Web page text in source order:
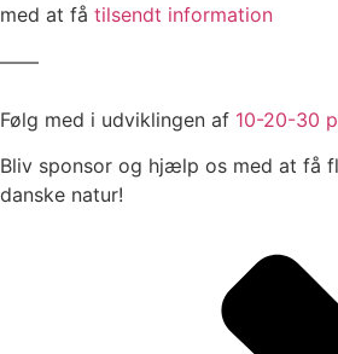
med at få tilsendt information
——
Følg med i udviklingen af 10-20-30
Bliv sponsor og hjælp os med at få
danske natur!